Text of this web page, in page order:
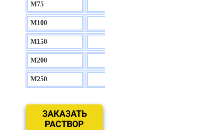
М75
М100
М150
М200
М250
ЗАКАЗАТЬ
РАСТВОР